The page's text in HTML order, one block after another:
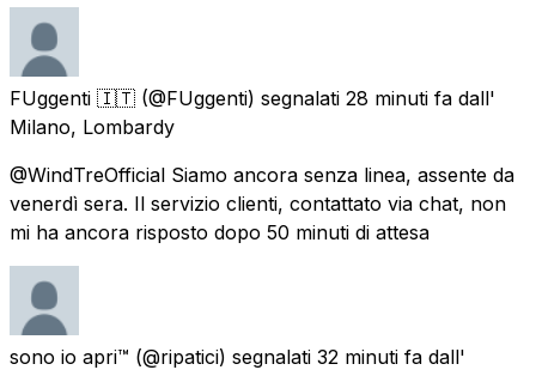
FUggenti 🇮🇹 (@FUggenti) segnalati 28 minuti fa dall'
Milano, Lombardy
@WindTreOfficial Siamo ancora senza linea, assente da
venerdì sera. Il servizio clienti, contattato via chat, non
mi ha ancora risposto dopo 50 minuti di attesa
sono io apri™️ (@ripatici) segnalati 32 minuti fa dall'